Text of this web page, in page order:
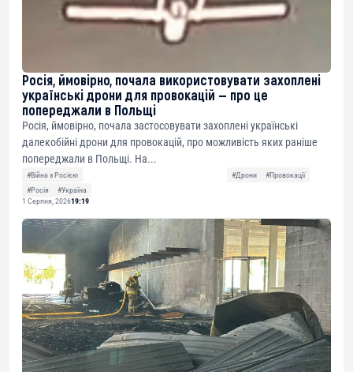
Росія, ймовірно, почала використовувати захоплені
українські дрони для провокацій — про це
попереджали в Польщі
Росія, ймовірно, почала застосовувати захоплені українські
далекобійні дрони для провокацій, про можливість яких раніше
попереджали в Польщі. На...
#Війна з Росією #Дрони
#Провокації
#Росія
#Україна
1 Серпня, 202619:19